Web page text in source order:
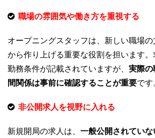
職場の雰囲気や働き方を重視する
オープニングスタッフは、新しい職場
から作り上げる重要な役割を担います
勤務条件が記載されていますが、 実際の
間関係は事前に確認することが重要です
非公開求人を視野に入れる
新規開局の求人は、 一般公開されてい